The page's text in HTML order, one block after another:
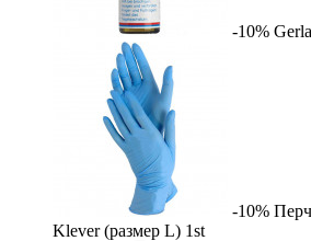
-10%
-10%
Klever (размер L) 1st